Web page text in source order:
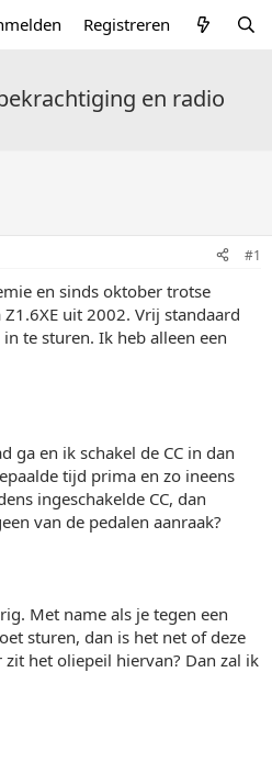
Registreren
en radio
#1
en sinds oktober trotse
uit 2002. Vrij standaard
te sturen. Ik heb alleen een
ga en ik schakel de CC in dan
tijd prima en zo ineens
ingeschakelde CC, dan
van de pedalen aanraak?
Met name als je tegen een
sturen, dan is het net of deze
het oliepeil hiervan? Dan zal ik